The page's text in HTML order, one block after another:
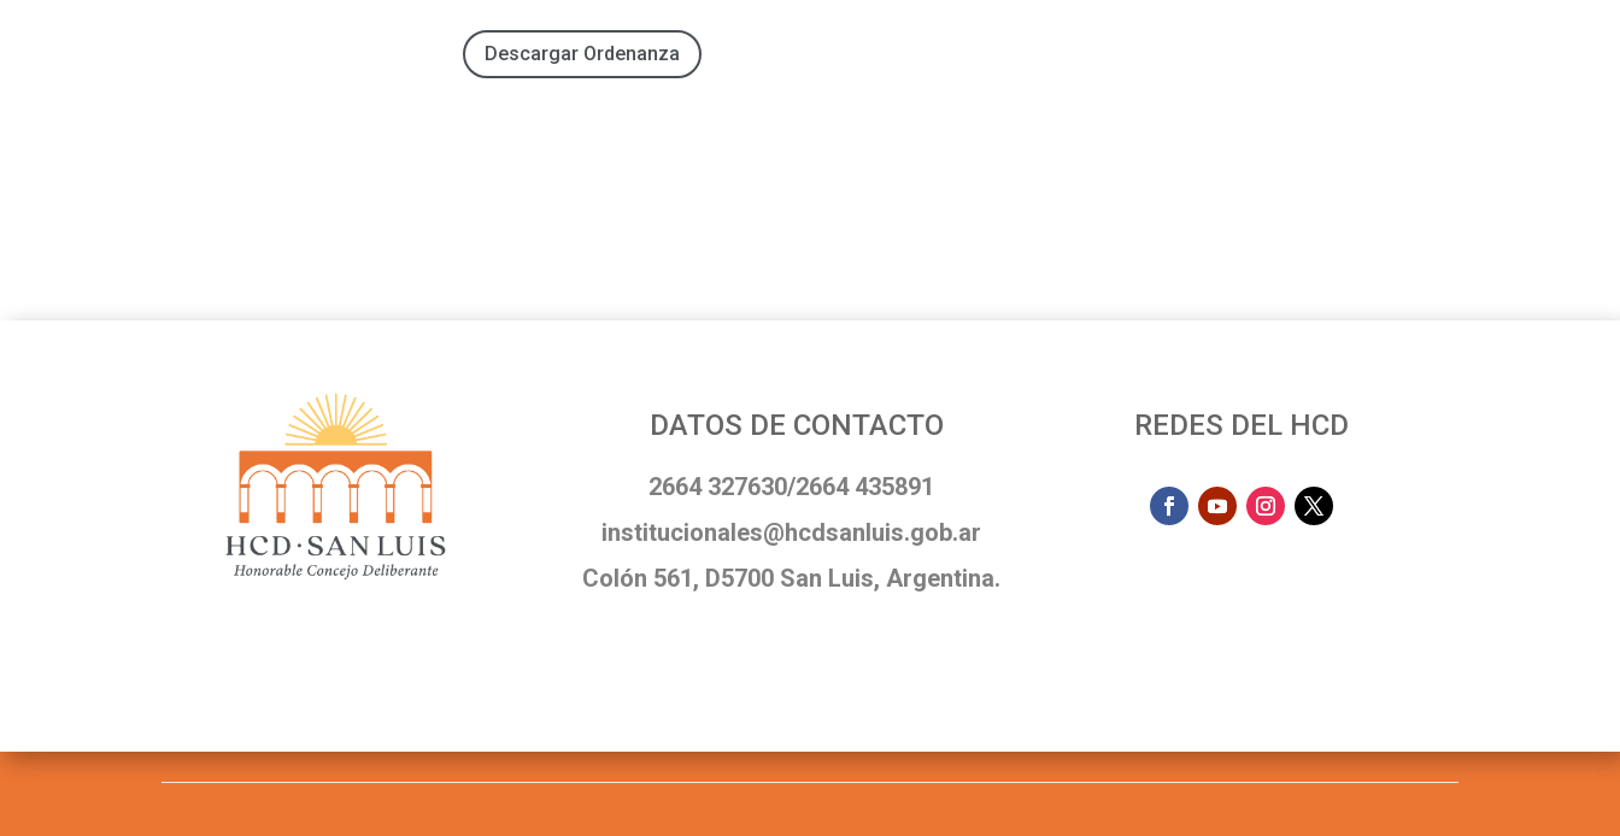
Descargar Ordenanza
DATOS DE CONTACTO
2664 327630/2664 435891
institucionales@hcdsanluis.gob.ar
Colón 561, D5700 San Luis, Argentina.
REDES DEL HCD